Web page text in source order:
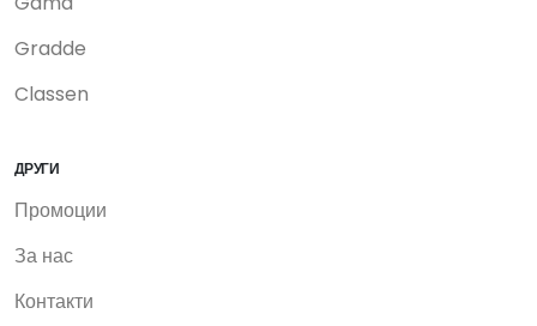
Gradde
Classen
ДРУГИ
Промоции
За нас
Контакти